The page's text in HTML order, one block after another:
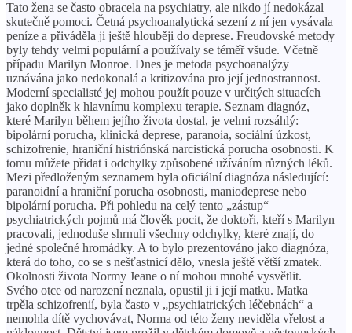
Tato žena se často obracela na psychiatry, ale nikdo jí nedokázal
skutečně pomoci. Četná psychoanalytická sezení z ní jen vysávala
peníze a přiváděla ji ještě hlouběji do deprese. Freudovské metody
byly tehdy velmi populární a používaly se téměř všude. Včetně
případu Marilyn Monroe. Dnes je metoda psychoanalýzy
uznávána jako nedokonalá a kritizována pro její jednostrannost.
Moderní specialisté jej mohou použít pouze v určitých situacích
jako doplněk k hlavnímu komplexu terapie. Seznam diagnóz,
které Marilyn během jejího života dostal, je velmi rozsáhlý:
bipolární porucha, klinická deprese, paranoia, sociální úzkost,
schizofrenie, hraniční histriónská narcistická porucha osobnosti. K
tomu můžete přidat i odchylky způsobené užíváním různých léků.
Mezi předloženým seznamem byla oficiální diagnóza následující:
paranoidní a hraniční porucha osobnosti, maniodeprese nebo
bipolární porucha. Při pohledu na celý tento „zástup“
psychiatrických pojmů má člověk pocit, že doktoři, kteří s Marilyn
pracovali, jednoduše shrnuli všechny odchylky, které znají, do
jedné společné hromádky. A to bylo prezentováno jako diagnóza,
která do toho, co se s nešťastnicí dělo, vnesla ještě větší zmatek.
Okolnosti života Normy Jeane o ní mohou mnohé vysvětlit.
Svého otce od narození neznala, opustil ji i její matku. Matka
trpěla schizofrenií, byla často v „psychiatrických léčebnách“ a
nemohla dítě vychovávat, Norma od této ženy neviděla vřelost a